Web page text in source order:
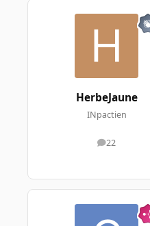
HerbeJaune
INpactien
22
messages